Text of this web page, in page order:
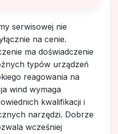
serwisowej nie
na cenie.
ma doświadczenie
typów urządzeń
reagowania na
wind wymaga
kwalifikacji i
narzędzi. Dobrze
wcześniej